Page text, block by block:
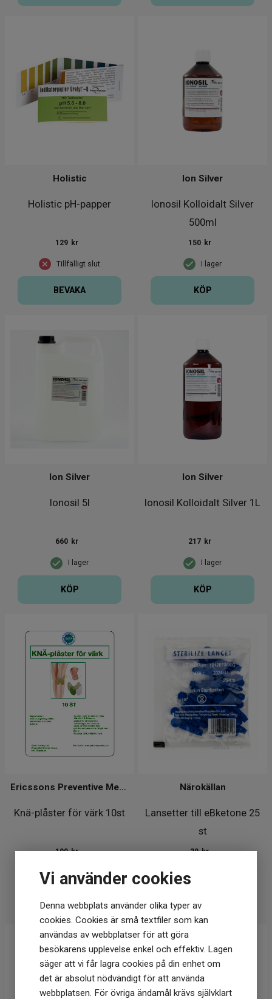
Vi använder cookies
Denna webbplats använder olika typer av
cookies. Cookies är små textfiler som kan
användas av webbplatser för att göra
besökarens upplevelse enkel och effektiv. Lagen
säger att vi får lagra cookies på din enhet om
det är absolut nödvändigt för att använda
webbplatsen. För övriga ändamål krävs självklart
Holistic pH-papper
Holistic
Tillfälligt slut
129 kr
BEVAKA
Ionosil Kolloidalt Silver
500ml
Ion Silver
I lager
150 kr
KÖP
Ionosil 5l
Ion Silver
I lager
660 kr
KÖP
Ionosil Kolloidalt Silver 1L
Ion Silver
I lager
217 kr
KÖP
Knä-plåster för värk 10st
Ericssons Preventive Medical Group
I lager
199 kr
Lansetter till eBketone 25
st
Närokällan
39 kr